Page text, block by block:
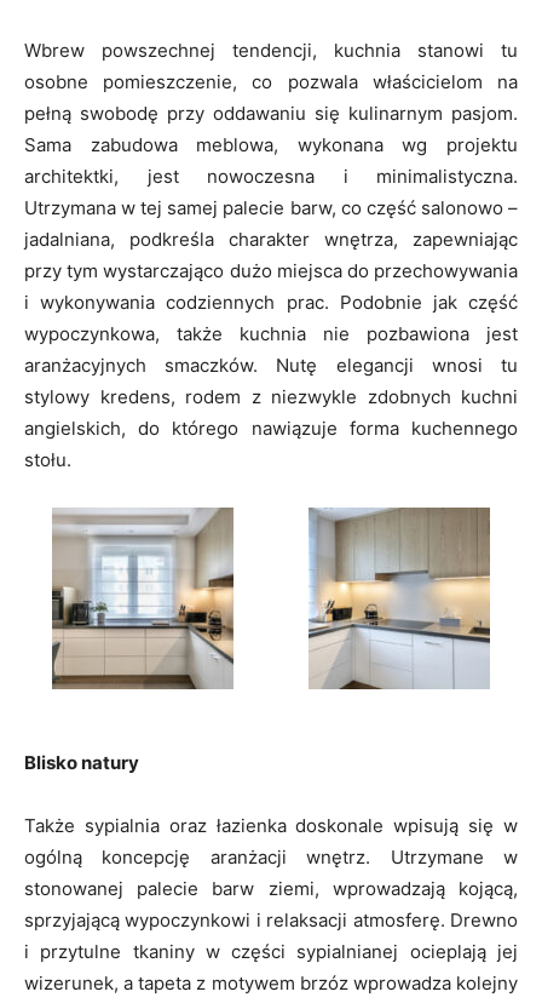
Wbrew powszechnej tendencji, kuchnia stanowi tu
osobne pomieszczenie, co pozwala właścicielom na
pełną swobodę przy oddawaniu się kulinarnym pasjom.
Sama zabudowa meblowa, wykonana wg projektu
architektki, jest nowoczesna i minimalistyczna.
Utrzymana w tej samej palecie barw, co część salonowo –
jadalniana, podkreśla charakter wnętrza, zapewniając
przy tym wystarczająco dużo miejsca do przechowywania
i wykonywania codziennych prac. Podobnie jak część
wypoczynkowa, także kuchnia nie pozbawiona jest
aranżacyjnych smaczków. Nutę elegancji wnosi tu
stylowy kredens, rodem z niezwykle zdobnych kuchni
angielskich, do którego nawiązuje forma kuchennego
stołu.
Blisko natury
Także sypialnia oraz łazienka doskonale wpisują się w
ogólną koncepcję aranżacji wnętrz. Utrzymane w
stonowanej palecie barw ziemi, wprowadzają kojącą,
sprzyjającą wypoczynkowi i relaksacji atmosferę. Drewno
i przytulne tkaniny w części sypialnianej ocieplają jej
wizerunek, a tapeta z motywem brzóz wprowadza kolejny